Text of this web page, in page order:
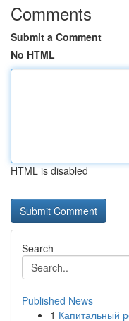
Comments
Submit a Comment
No HTML
HTML is disabled
Search
Published News
1 Капитальный